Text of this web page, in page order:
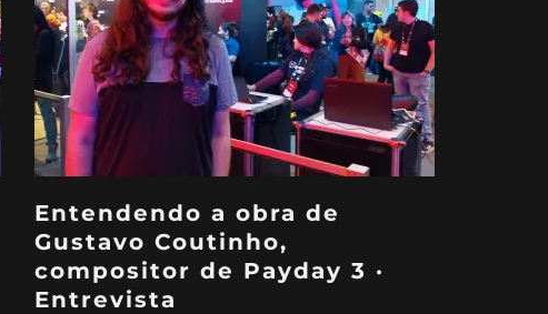
Entendendo a obra de
Gustavo Coutinho,
compositor de Payday 3 ·
Entrevista